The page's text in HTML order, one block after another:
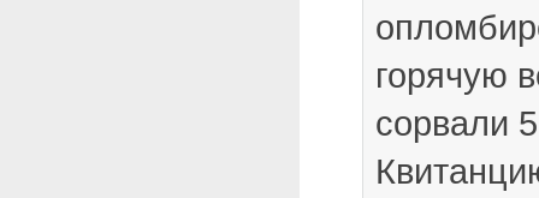
горячую
сорвали